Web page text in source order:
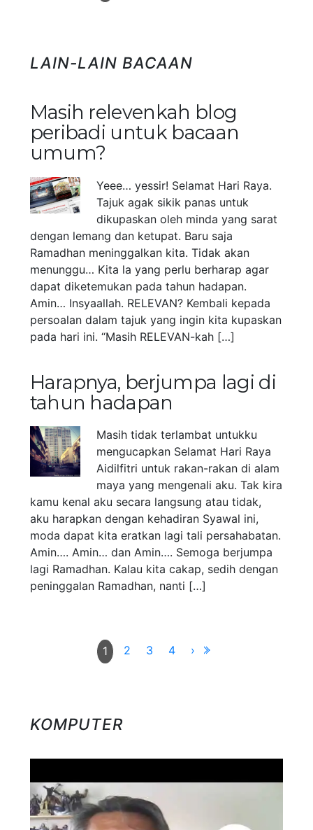
LAIN-LAIN BACAAN
Masih relevenkah blog
peribadi untuk bacaan
umum?
Yeee… yessir! Selamat Hari Raya.
Tajuk agak sikik panas untuk
dikupaskan oleh minda yang sarat
dengan lemang dan ketupat. Baru saja
Ramadhan meninggalkan kita. Tidak akan
menunggu… Kita la yang perlu berharap agar
dapat diketemukan pada tahun hadapan.
Amin… Insyaallah. RELEVAN? Kembali kepada
persoalan dalam tajuk yang ingin kita kupaskan
pada hari ini. “Masih RELEVAN-kah […]
Harapnya, berjumpa lagi di
tahun hadapan
Masih tidak terlambat untukku
mengucapkan Selamat Hari Raya
Aidilfitri untuk rakan-rakan di alam
maya yang mengenali aku. Tak kira
kamu kenal aku secara langsung atau tidak,
aku harapkan dengan kehadiran Syawal ini,
moda dapat kita eratkan lagi tali persahabatan.
Amin…. Amin… dan Amin…. Semoga berjumpa
lagi Ramadhan. Kalau kita cakap, sedih dengan
peninggalan Ramadhan, nanti […]
1 2 3 4 ›
KOMPUTER